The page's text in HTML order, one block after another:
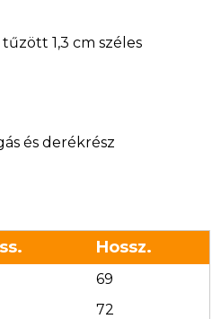
1,3 cm széles
és derékrész
Hossz.
69
72